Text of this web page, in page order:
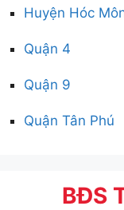
Huyện Hóc
Quận 4
Quận 9
Quận Tân Phú
BĐS